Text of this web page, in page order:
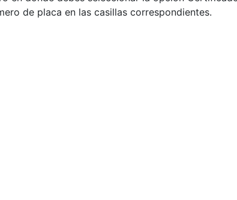
de placa en las casillas correspondientes.